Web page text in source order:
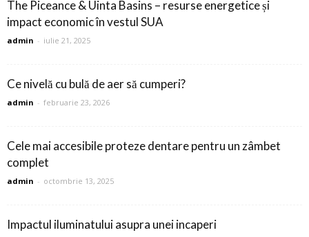
The Piceance & Uinta Basins – resurse energetice și
impact economic în vestul SUA
admin - iulie 21, 2025
Ce nivelă cu bulă de aer să cumperi?
admin - februarie 23, 2026
Cele mai accesibile proteze dentare pentru un zâmbet
complet
admin - octombrie 13, 2025
Impactul iluminatului asupra unei incaperi